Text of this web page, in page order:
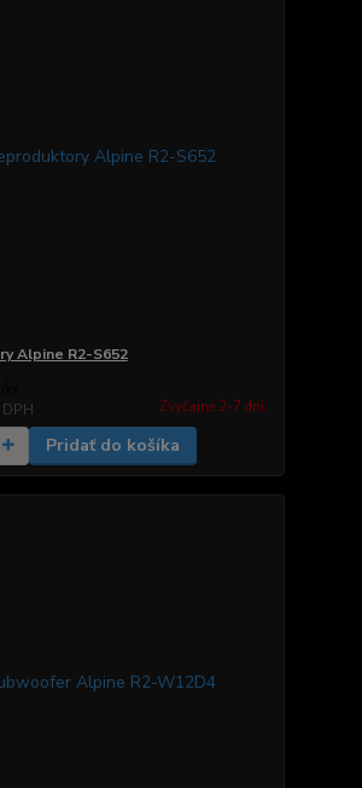
Alpine R2-S652
Zvyčajne 2-7 dni.
Pridať do košíka